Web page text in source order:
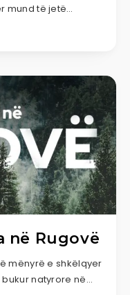
mund të jetë…
në Rugovë
mënyrë e shkëlqyer
natyrore në…